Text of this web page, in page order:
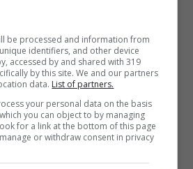
classica situazione da
restavano in gioco
da centomila euro e la
di 5 euro. A quel punto
sul quale possa
va a farsi benedire.
be processed and information from
identifiers, and other device
accessed by and shared with 319
by this site. We and our partners
data. List of partners.
your personal data on the basis
you can object to by managing
for a link at the bottom of this page
or withdraw consent in privacy